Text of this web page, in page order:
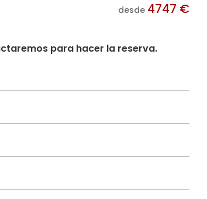
desde 4747 €
para hacer la reserva.